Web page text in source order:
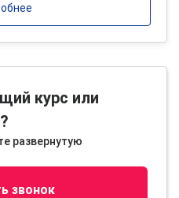
курс или
развернутую
звонок